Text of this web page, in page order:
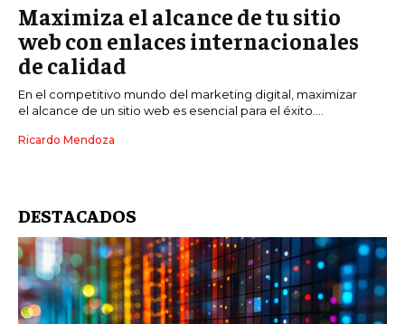
Maximiza el alcance de tu sitio
web con enlaces internacionales
de calidad
En el competitivo mundo del marketing digital, maximizar
el alcance de un sitio web es esencial para el éxito....
Ricardo Mendoza
DESTACADOS